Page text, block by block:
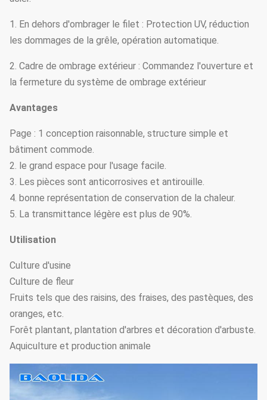
1. En dehors d'ombrager le filet : Protection UV, réduction
les dommages de la grêle, opération automatique.
2. Cadre de ombrage extérieur : Commandez l'ouverture et
la fermeture du système de ombrage extérieur
Avantages
Page : 1 conception raisonnable, structure simple et
bâtiment commode.
2. le grand espace pour l'usage facile.
3. Les pièces sont anticorrosives et antirouille.
4. bonne représentation de conservation de la chaleur.
5. La transmittance légère est plus de 90%.
Utilisation
Culture d'usine
Culture de fleur
Fruits tels que des raisins, des fraises, des pastèques, des
oranges, etc.
Forêt plantant, plantation d'arbres et décoration d'arbuste.
Aquiculture et production animale